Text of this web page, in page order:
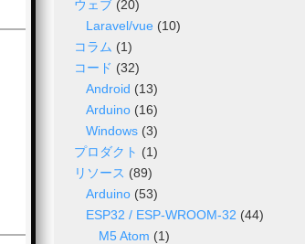
ウェブ (20)
Laravel/vue (10)
コラム (1)
コード (32)
Android (13)
Arduino (16)
Windows (3)
プロダクト (1)
リソース (89)
Arduino (53)
ESP32 / ESP-WROOM-32 (44)
M5 Atom (1)